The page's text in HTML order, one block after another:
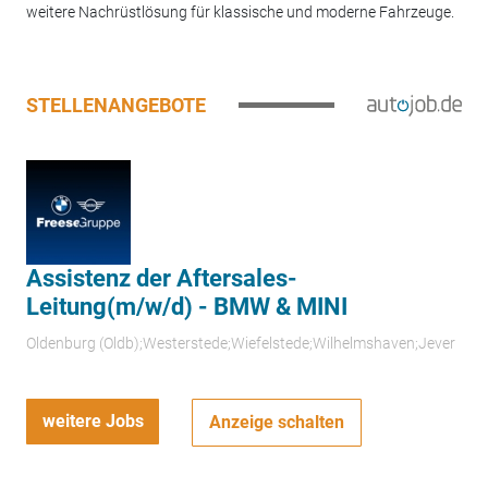
weitere Nachrüstlösung für klassische und moderne Fahrzeuge.
STELLENANGEBOTE
Assistenz der Aftersales-
Leitung(m/w/d) - BMW & MINI
Oldenburg (Oldb);Westerstede;Wiefelstede;Wilhelmshaven;Jever
weitere Jobs Anzeige schalten